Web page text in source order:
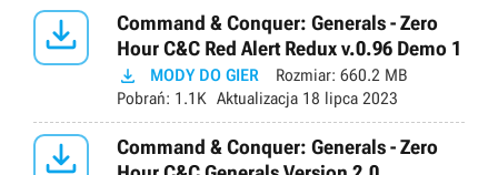

Command & Conquer: Generals - Zero
Hour C&C Red Alert Redux v.0.96 Demo 1
 MODY DO GIER Rozmiar: 660.2 MB
Pobrań: 1.1K Aktualizacja 18 lipca 2023

Command & Conquer: Generals - Zero